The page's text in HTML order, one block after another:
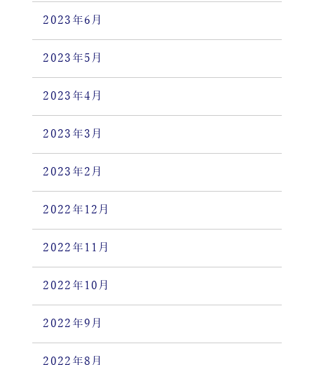
2023年6月
2023年5月
2023年4月
2023年3月
2023年2月
2022年12月
2022年11月
2022年10月
2022年9月
2022年8月